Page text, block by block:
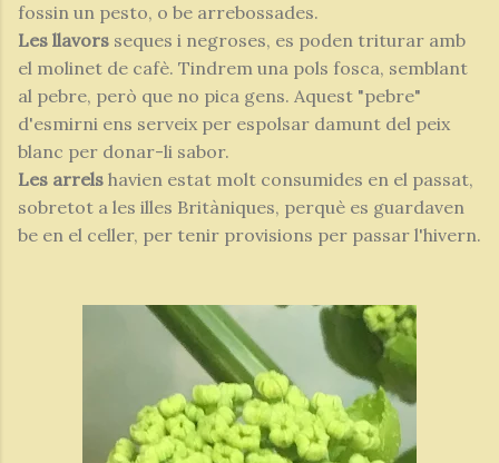
fossin un pesto, o be arrebossades.
Les llavors seques i negroses, es poden triturar amb
el molinet de cafè. Tindrem una pols fosca, semblant
al pebre, però que no pica gens. Aquest "pebre"
d'esmirni ens serveix per espolsar damunt del peix
blanc per donar-li sabor.
Les arrels havien estat molt consumides en el passat,
sobretot a les illes Britàniques, perquè es guardaven
be en el celler, per tenir provisions per passar l'hivern.